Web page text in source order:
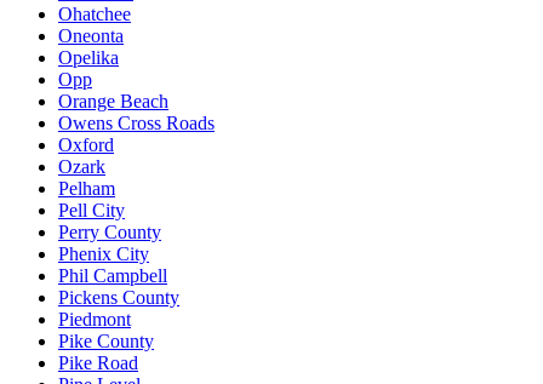
Ohatchee
Oneonta
Opelika
Opp
Orange Beach
Owens Cross Roads
Oxford
Ozark
Pelham
Pell City
Perry County
Phenix City
Phil Campbell
Pickens County
Piedmont
Pike County
Pike Road